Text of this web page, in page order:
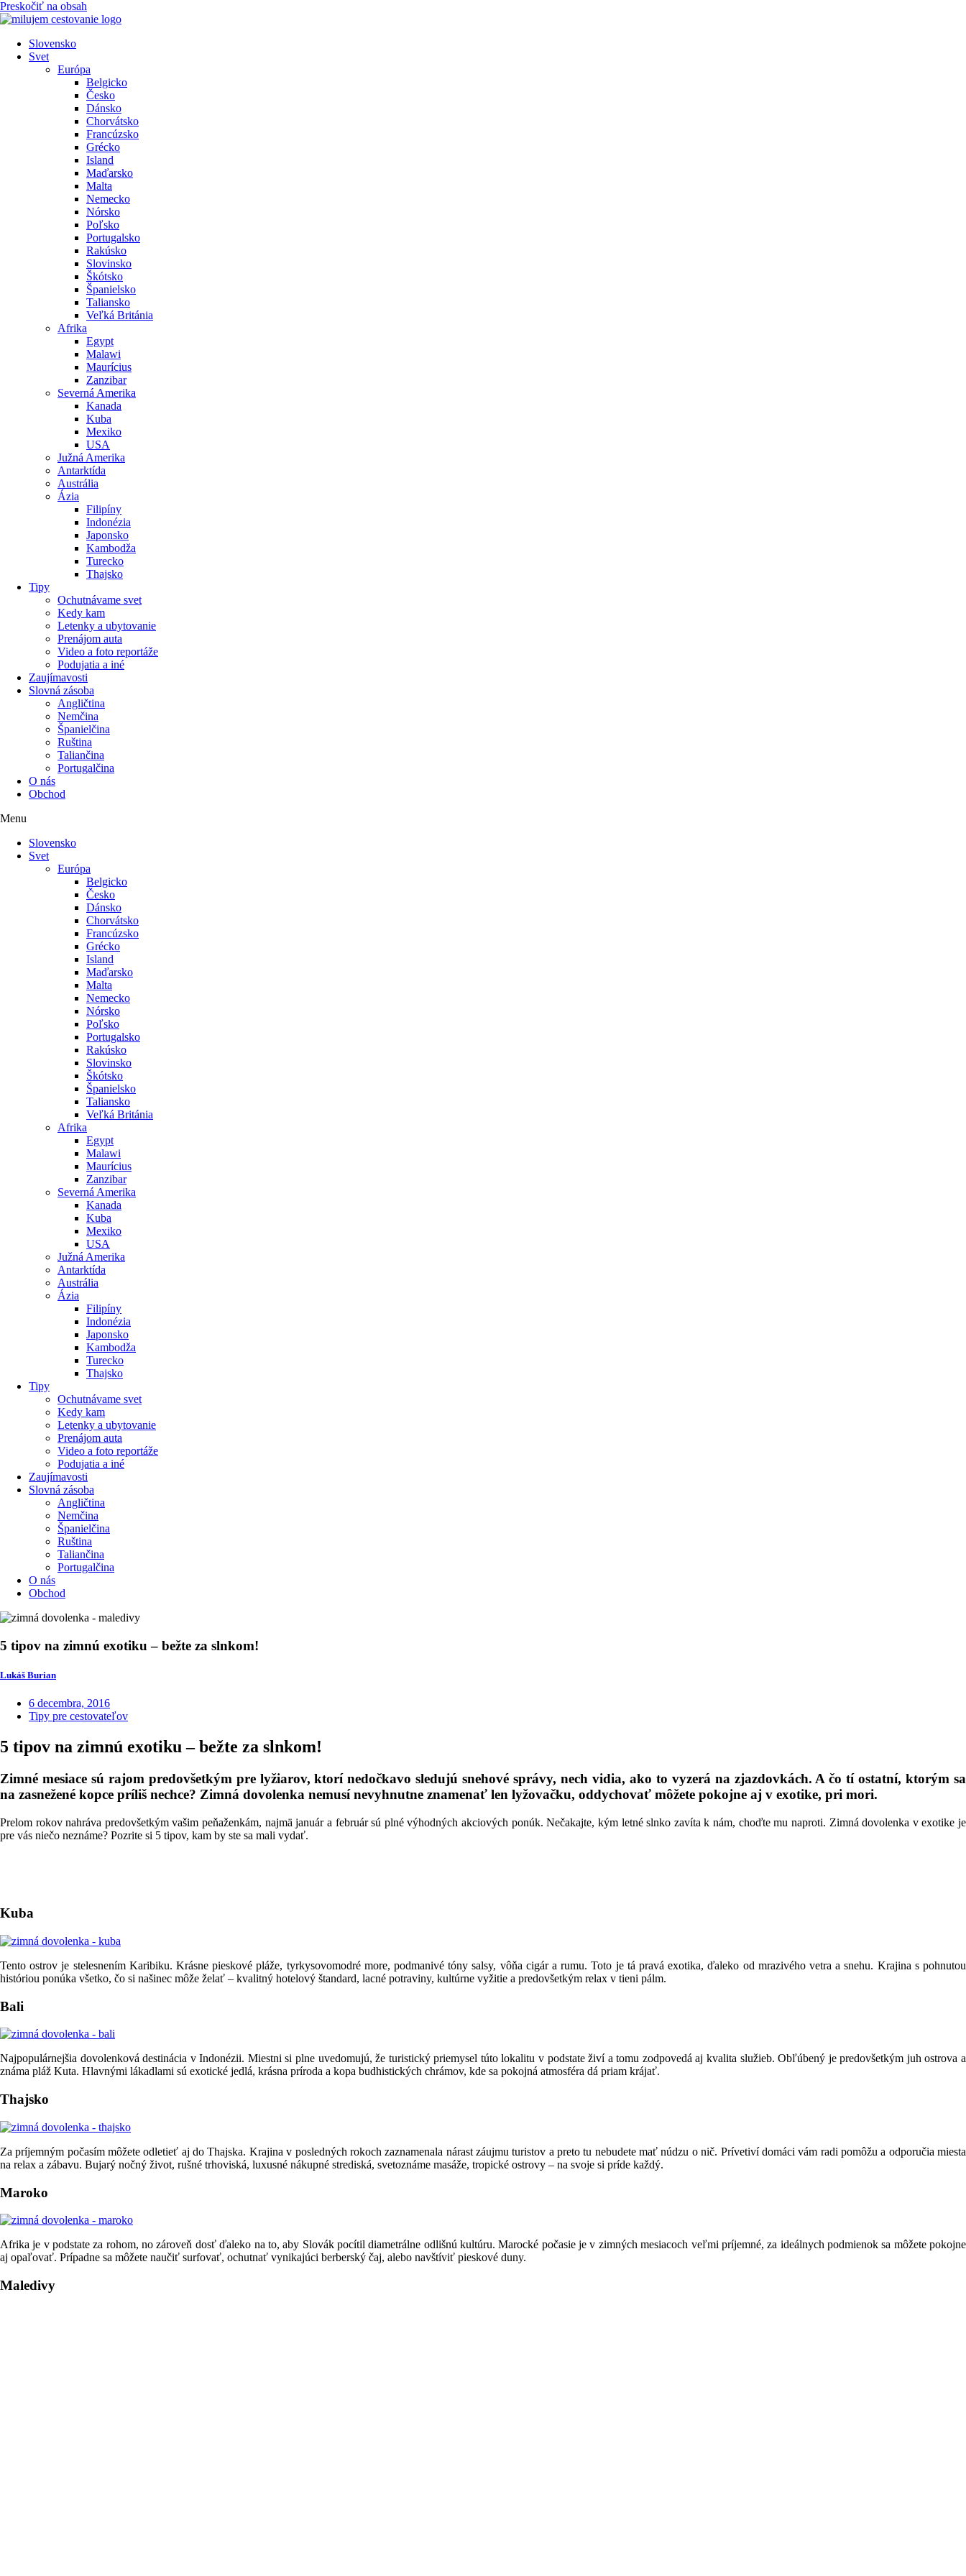
Preskočiť na obsah
Slovensko
Svet
Európa
Belgicko
Česko
Dánsko
Chorvátsko
Francúzsko
Grécko
Island
Maďarsko
Malta
Nemecko
Nórsko
Poľsko
Portugalsko
Rakúsko
Slovinsko
Škótsko
Španielsko
Taliansko
Veľká Británia
Afrika
Egypt
Malawi
Maurícius
Zanzibar
Severná Amerika
Kanada
Kuba
Mexiko
USA
Južná Amerika
Antarktída
Austrália
Ázia
Filipíny
Indonézia
Japonsko
Kambodža
Turecko
Thajsko
Tipy
Ochutnávame svet
Kedy kam
Letenky a ubytovanie
Prenájom auta
Video a foto reportáže
Podujatia a iné
Zaujímavosti
Slovná zásoba
Angličtina
Nemčina
Španielčina
Ruština
Taliančina
Portugalčina
O nás
Obchod
Menu
Slovensko
Svet
Európa
Belgicko
Česko
Dánsko
Chorvátsko
Francúzsko
Grécko
Island
Maďarsko
Malta
Nemecko
Nórsko
Poľsko
Portugalsko
Rakúsko
Slovinsko
Škótsko
Španielsko
Taliansko
Veľká Británia
Afrika
Egypt
Malawi
Maurícius
Zanzibar
Severná Amerika
Kanada
Kuba
Mexiko
USA
Južná Amerika
Antarktída
Austrália
Ázia
Filipíny
Indonézia
Japonsko
Kambodža
Turecko
Thajsko
Tipy
Ochutnávame svet
Kedy kam
Letenky a ubytovanie
Prenájom auta
Video a foto reportáže
Podujatia a iné
Zaujímavosti
Slovná zásoba
Angličtina
Nemčina
Španielčina
Ruština
Taliančina
Portugalčina
O nás
Obchod
5 tipov na zimnú exotiku – bežte za slnkom!
Lukáš Burian
6 decembra, 2016
Tipy pre cestovateľov
5 tipov na zimnú exotiku – bežte za slnkom!
Zimné mesiace sú rajom predovšetkým pre lyžiarov, ktorí nedočkavo sledujú snehové správy, nech vidia, ako to vyzerá na zjazdovkách. A čo tí ostatní, ktorým sa
na zasnežené kopce príliš nechce? Zimná dovolenka nemusí nevyhnutne znamenať len lyžovačku, oddychovať môžete pokojne aj v exotike, pri mori.
Prelom rokov nahráva predovšetkým vašim peňaženkám, najmä január a február sú plné výhodných akciových ponúk. Nečakajte, kým letné slnko zavíta k nám, choďte mu naproti. Zimná dovolenka v exotike je
pre vás niečo neznáme? Pozrite si 5 tipov, kam by ste sa mali vydať.
Kuba
Tento ostrov je stelesnením Karibiku. Krásne pieskové pláže, tyrkysovomodré more, podmanivé tóny salsy, vôňa cigár a rumu. Toto je tá pravá exotika, ďaleko od mrazivého vetra a snehu. Krajina s pohnutou
históriou ponúka všetko, čo si našinec môže želať – kvalitný hotelový štandard, lacné potraviny, kultúrne vyžitie a predovšetkým relax v tieni pálm.
Bali
Najpopulárnejšia dovolenková destinácia v Indonézii. Miestni si plne uvedomujú, že turistický priemysel túto lokalitu v podstate živí a tomu zodpovedá aj kvalita služieb. Obľúbený je predovšetkým juh ostrova a
známa pláž Kuta. Hlavnými lákadlami sú exotické jedlá, krásna príroda a kopa budhistických chrámov, kde sa pokojná atmosféra dá priam krájať.
Thajsko
Za príjemným počasím môžete odletieť aj do Thajska. Krajina v posledných rokoch zaznamenala nárast záujmu turistov a preto tu nebudete mať núdzu o nič. Prívetiví domáci vám radi pomôžu a odporučia miesta
na relax a zábavu. Bujarý nočný život, rušné trhoviská, luxusné nákupné strediská, svetoznáme masáže, tropické ostrovy – na svoje si príde každý.
Maroko
Afrika je v podstate za rohom, no zároveň dosť ďaleko na to, aby Slovák pocítil diametrálne odlišnú kultúru. Marocké počasie je v zimných mesiacoch veľmi príjemné, za ideálnych podmienok sa môžete pokojne
aj opaľovať. Prípadne sa môžete naučiť surfovať, ochutnať vynikajúci berberský čaj, alebo navštíviť pieskové duny.
Maledivy